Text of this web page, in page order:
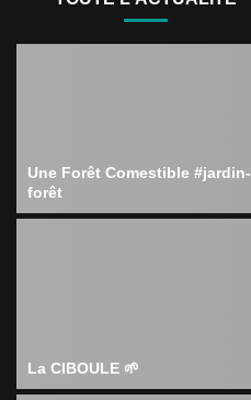
Une Forêt Comestible #jardin-
forêt
La CIBOULE 🌱